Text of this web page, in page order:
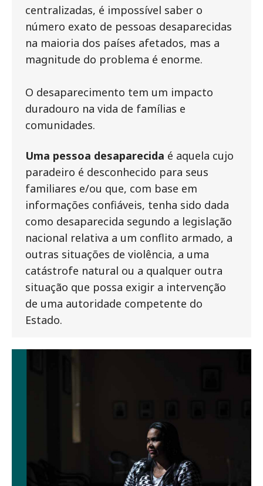
centralizadas, é impossível saber o
número exato de pessoas desaparecidas
na maioria dos países afetados, mas a
magnitude do problema é enorme.
O desaparecimento tem um impacto
duradouro na vida de famílias e
comunidades.
Uma pessoa desaparecida é aquela cujo
paradeiro é desconhecido para seus
familiares e/ou que, com base em
informações confiáveis, tenha sido dada
como desaparecida segundo a legislação
nacional relativa a um conflito armado, a
outras situações de violência, a uma
catástrofe natural ou a qualquer outra
situação que possa exigir a intervenção
de uma autoridade competente do
Estado.